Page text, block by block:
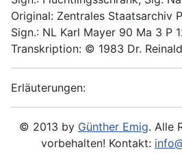
Original: Zentrales Staatsarchiv
Sign.: NL Karl Mayer 90 Ma 3 P
Transkription: © 1983 Dr.
Erläuterungen:
© 2013 by Günther Emig. Alle
vorbehalten! Kontakt: